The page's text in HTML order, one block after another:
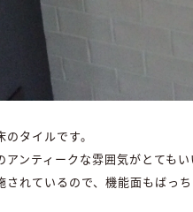
タイルです。
ンティークな雰囲気がとてもい
れているので、機能面もばっち